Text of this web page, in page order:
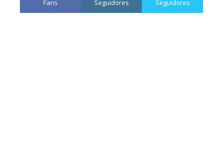
Fans Seguidores Seguidores